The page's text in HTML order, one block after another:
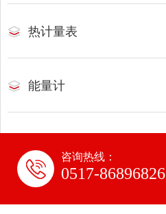
热计量表
能量计
咨询热线：
0517-86896826